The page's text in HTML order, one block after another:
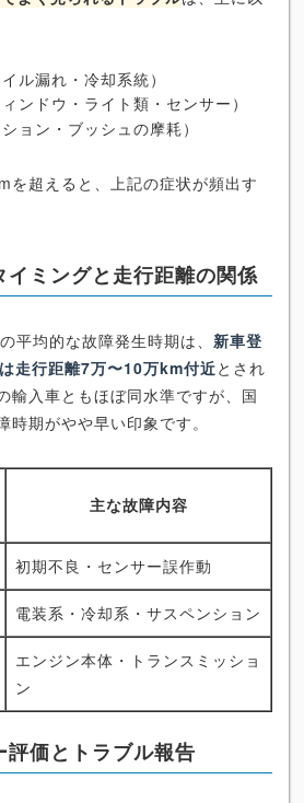
ル漏れ・冷却系統）
ンドウ・ライト類・センサー）
ョン・ブッシュの摩耗）
を超えると、上記の症状が頻出す
イミングと走行距離の関係
平均的な故障発生時期は、 新車登
走行距離7万〜10万km付近とされ
輸入車ともほぼ同水準ですが、国
時期がやや早い印象です。
主な故障内容
初期不良・センサー誤作動
電装系・冷却系・サスペンション
エンジン本体・トランスミッショ
ン
評価とトラブル報告